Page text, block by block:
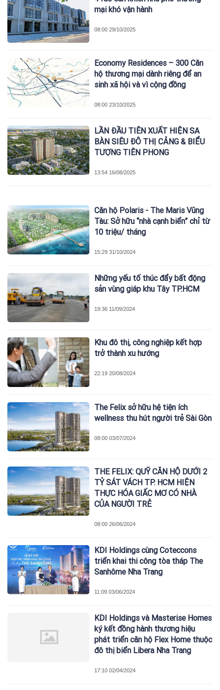
mại khó vận hành
08:00 29/10/2025
Economy Residences – 300 Căn
hộ thương mại dành riêng để an
sinh xã hội và vì cộng đồng
08:00 23/10/2025
LẦN ĐẦU TIÊN XUẤT HIỆN SA
BÀN SIÊU ĐÔ THỊ CẢNG & BIỂU
TƯỢNG TIÊN PHONG
13:54 16/08/2025
Căn hộ Polaris - The Maris Vũng
Tàu: Sở hữu “nhà cạnh biển” chỉ từ
10 triệu/ tháng
15:29 31/10/2024
Những yếu tố thúc đẩy bất động
sản vùng giáp khu Tây TP.HCM
19:36 11/09/2024
Khu đô thị, công nghiệp kết hợp
trở thành xu hướng
22:19 20/08/2024
The Felix sở hữu hệ tiện ích
wellness thu hút người trẻ Sài Gòn
08:00 03/07/2024
THE FELIX: QUỸ CĂN HỘ DƯỚI 2
TỶ SÁT VÁCH TP. HCM HIỆN
THỰC HÓA GIẤC MƠ CÓ NHÀ
CỦA NGƯỜI TRẺ
08:00 26/06/2024
KDI Holdings cùng Coteccons
triển khai thi công tòa tháp The
Sanhôme Nha Trang
11:09 03/06/2024
KDI Holdings và Masterise Homes
ký kết đồng hành thương hiệu
phát triển căn hộ Flex Home thuộc
đô thị biển Libera Nha Trang
17:10 02/04/2024